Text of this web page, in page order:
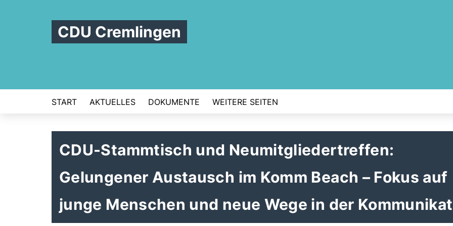
CDU Cremlingen
START AKTUELLES DOKUMENTE WEITERE SEITEN
CDU-Stammtisch und Neumitgliedertreffen:
Gelungener Austausch im Komm Beach – Fokus auf
junge Menschen und neue Wege in der